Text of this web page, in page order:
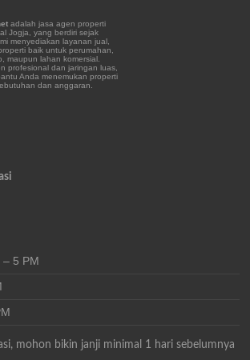
adalah jasa agen properti
Jogja, yang berdiri sejak
menyediakan layanan jual,
baik untuk perumahan,
maupun lahan komersial.
profesional dan jaringan luas,
Anda menemukan properti
dan anggaran.
– 5 PM
mohon bikin janji minimal 1 hari sebelumnya